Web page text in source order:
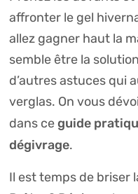
affronter le gel
allez gagner haut la
semble être la
d’autres astuces qui
verglas. On vous
dans ceguide
dégivrage.
Il est temps de briser